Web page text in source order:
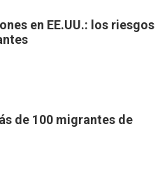
en EE.UU.: los riesgos
de 100 migrantes de